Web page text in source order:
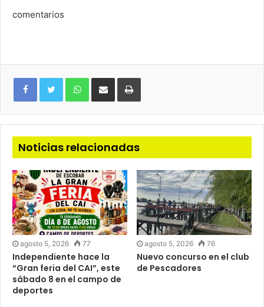
comentarios
WhatsAppCompartirImprimir
Noticias relacionadas
agosto 5, 2026 77
Independiente hace la
“Gran feria del CAI”, este
sábado 8 en el campo de
deportes
agosto 5, 2026 76
Nuevo concurso en el club
de Pescadores